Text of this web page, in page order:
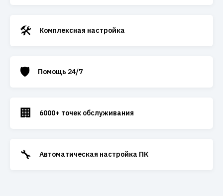
🛠️ Комплексная настройка
🛡️ Помощь 24/7
🏢 6000+ точек обслуживания
🔧 Автоматическая настройка ПК